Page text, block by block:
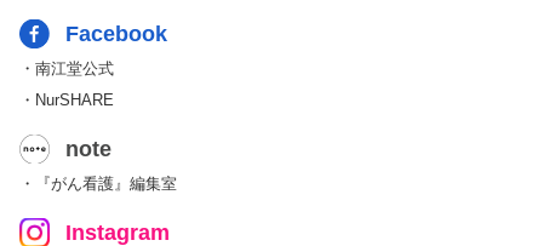
Facebook
・南江堂公式
・NurSHARE
note
・『がん看護』編集室
Instagram